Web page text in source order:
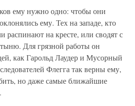
ему нужно одно: чтобы они
ему. Тех на западе, кто
распинают на кресте, или сводят с
Для грязной работы он
как Гарольд Лаудер и Мусорный
Флегга так верны ему,
но даже самые ближайшие